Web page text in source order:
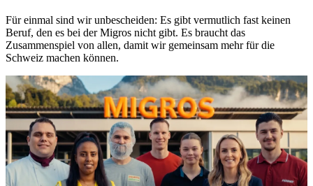
Für einmal sind wir unbescheiden: Es gibt vermutlich fast keinen
Beruf, den es bei der Migros nicht gibt. Es braucht das
Zusammenspiel von allen, damit wir gemeinsam mehr für die
Schweiz machen können.